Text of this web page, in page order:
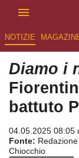
NOTIZIE
Diamo i
battuto
04.05.2025 08:05
Fonte:
Chiocchio